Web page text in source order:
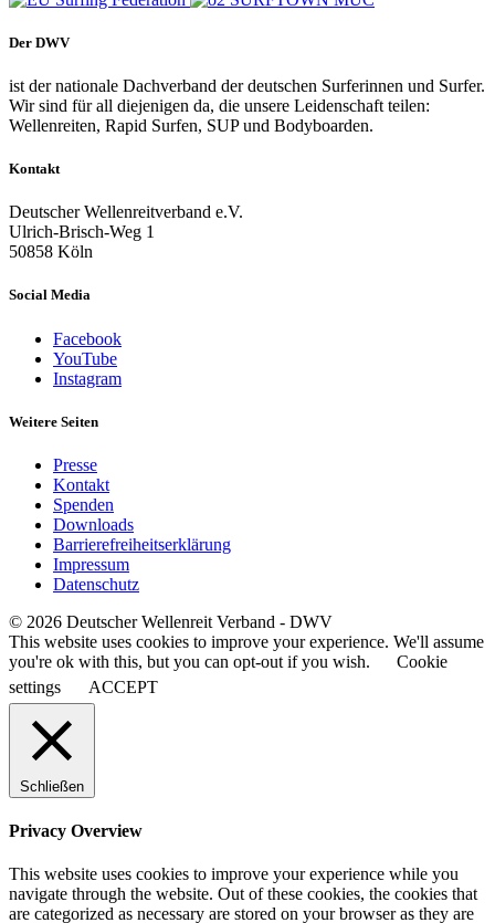
Der DWV
ist der nationale Dachverband der deutschen Surferinnen und Surfer.
Wir sind für all diejenigen da, die unsere Leidenschaft teilen:
Wellenreiten, Rapid Surfen, SUP und Bodyboarden.
Kontakt
Deutscher Wellenreitverband e.V.
Ulrich-Brisch-Weg 1
50858 Köln
Social Media
Facebook
YouTube
Instagram
Weitere Seiten
Presse
Kontakt
Spenden
Downloads
Barrierefreiheitserklärung
Impressum
Datenschutz
© 2026 Deutscher Wellenreit Verband - DWV
This website uses cookies to improve your experience. We'll assume
you're ok with this, but you can opt-out if you wish.
Cookie
settings
ACCEPT
Schließen
Privacy Overview
This website uses cookies to improve your experience while you
navigate through the website. Out of these cookies, the cookies that
are categorized as necessary are stored on your browser as they are